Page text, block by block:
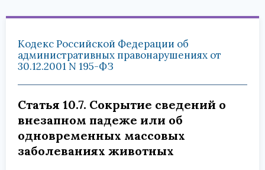
Кодекс Российской Федерации об
административных правонарушениях от
30.12.2001 N 195-ФЗ
Статья 10.7. Сокрытие сведений о
внезапном падеже или об
одновременных массовых
заболеваниях животных